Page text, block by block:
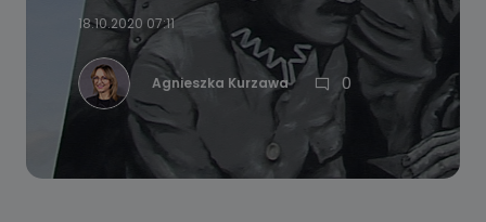
18.10.2020 07:11
Agnieszka Kurzawa 0